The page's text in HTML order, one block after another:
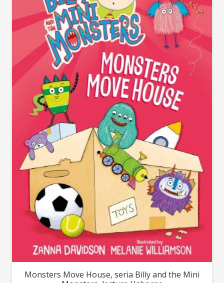
Monsters Move House, seria Billy and the Mini